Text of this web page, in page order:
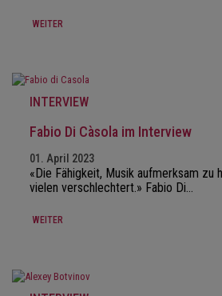
WEITER
INTERVIEW
Fabio Di Càsola im Interview
01. April 2023
«Die Fähigkeit, Musik aufmerksam zu
vielen verschlechtert.» Fabio Di…
WEITER